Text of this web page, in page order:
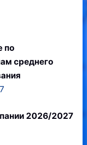
по
среднего
2026/2027